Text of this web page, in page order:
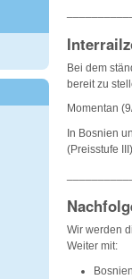
Bei dem
bereit zu
Momentan
In Bosnien
(Preisstufe
Wir werden
Weiter mit:
Bosnien